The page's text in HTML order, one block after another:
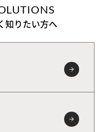
知りたい方へ